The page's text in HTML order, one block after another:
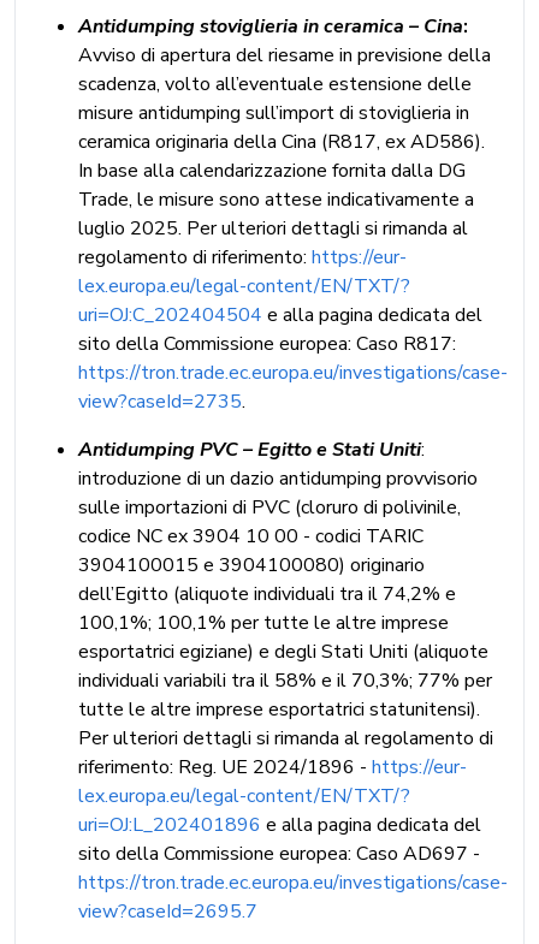
Antidumping stoviglieria in ceramica – Cina:
Avviso di apertura del riesame in previsione della
scadenza, volto all’eventuale estensione delle
misure antidumping sull’import di stoviglieria in
ceramica originaria della Cina (R817, ex AD586).
In base alla calendarizzazione fornita dalla DG
Trade, le misure sono attese indicativamente a
luglio 2025. Per ulteriori dettagli si rimanda al
regolamento di riferimento: https://eur-
lex.europa.eu/legal-content/EN/TXT/?
uri=OJ:C_202404504 e alla pagina dedicata del
sito della Commissione europea: Caso R817:
https://tron.trade.ec.europa.eu/investigations/case-
view?caseId=2735.
Antidumping PVC – Egitto e Stati Uniti:
introduzione di un dazio antidumping provvisorio
sulle importazioni di PVC (cloruro di polivinile,
codice NC ex 3904 10 00 - codici TARIC
3904100015 e 3904100080) originario
dell’Egitto (aliquote individuali tra il 74,2% e
100,1%; 100,1% per tutte le altre imprese
esportatrici egiziane) e degli Stati Uniti (aliquote
individuali variabili tra il 58% e il 70,3%; 77% per
tutte le altre imprese esportatrici statunitensi).
Per ulteriori dettagli si rimanda al regolamento di
riferimento: Reg. UE 2024/1896 - https://eur-
lex.europa.eu/legal-content/EN/TXT/?
uri=OJ:L_202401896 e alla pagina dedicata del
sito della Commissione europea: Caso AD697 -
https://tron.trade.ec.europa.eu/investigations/case-
view?caseId=2695.7